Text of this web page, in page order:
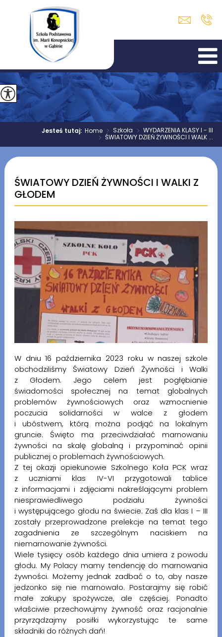
Jesteś tutaj:Home > Szkoła > WYDARZENIA KLASY I - III
> ŚWIATOWY DZIEŃ ŻYWNOŚCI I WALK ...
ŚWIATOWY DZIEŃ ŻYWNOŚCI I WALKI Z
GŁODEM
W dniu 16 października 2023 roku w naszej szkole
obchodziliśmy Światowy Dzień Żywności i Walki
z Głodem. Jego celem jest pogłębianie
świadomości społecznej na temat globalnych
problemów żywnościowych oraz wzmocnienie
poczucia solidarności w walce z głodem
i ubóstwem, którą można podjąć na lokalnym
gruncie. Święto ma przeciwdziałać marnowaniu
żywności na skalę globalną i przypominać opinii
publicznej o problemach żywnościowych.
Z tej okazji opiekunowie Szkolnego Koła PCK wraz
z uczniami klas IV-VI przygotowali tablice
z informacjami i zdjęciami nakreślającymi problem
niesprawiedliwego podziału żywności
i występującego głodu na świecie. Zaś dla klas I – III
zostały przeprowadzone prelekcje na temat tego
zagadnienia ze szczególnym naciskiem na
niemarnowanie żywności.
Wiele tysięcy osób każdego dnia umiera z powodu
głodu. My Polacy mamy tendencję do marnowania
żywności. Możemy jednak zadbać o to, aby nasze
jedzonko się nie marnowało. Postarajmy się robić
małe zakupy spożywcze, ale częściej. Ponadto
właściwie przechowujmy żywność oraz racjonalnie
przyrządzajmy posiłki wykorzystując te same
składniki do różnych dań!